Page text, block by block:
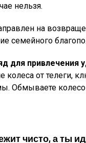
нельзя.
на
семейного
для привлечения
колеса от телеги,
Обмываете
чисто, а ты